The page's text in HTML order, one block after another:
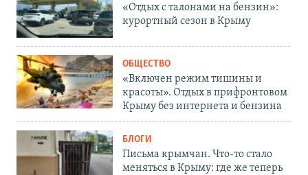
«Отдых с талонами на бензин»:
курортный сезон в Крыму
ОБЩЕСТВО
«Включен режим тишины и
красоты». Отдых в прифронтовом
Крыму без интернета и бензина
БЛОГИ
Письма крымчан. Что-то стало
меняться в Крыму: где же теперь